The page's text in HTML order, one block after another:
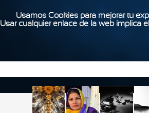
Usamos Cookies para mejorar tu
Usar cualquier enlace de la web implica